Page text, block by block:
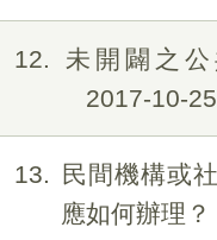
12
未開闢之
2017-10-25
13
民間機構或
應如何辦理？